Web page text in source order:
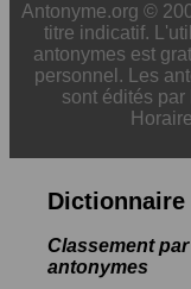
Antonyme.org ©
titre indicatif.
antonymes est
personnel. Les
sont édités par
Classement
antonymes